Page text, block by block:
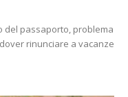
del passaporto, problema
rinunciare a vacanze